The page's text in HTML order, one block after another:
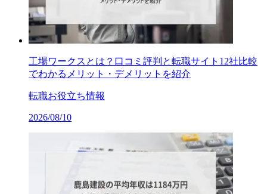
工場ワークスとは？口コミ評判と転職サイト12社比較
でわかるメリット・デメリットを紹介
転職お役立ち情報
2026/08/10